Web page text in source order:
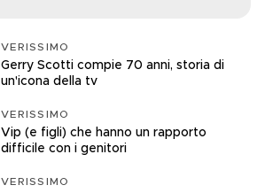
VERISSIMO
Gerry Scotti compie 70 anni, storia di
un'icona della tv
VERISSIMO
Vip (e figli) che hanno un rapporto
difficile con i genitori
VERISSIMO